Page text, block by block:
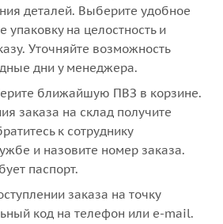
деталей. Выберите удобное
упаковку на целостность и
Уточняйте возможность
дни у менеджера.
ближайшую ПВЗ в корзине.
заказа на склад получите
к сотруднику
и назовите номер заказа.
паспорт.
заказа на точку
код на телефон или e-mail.